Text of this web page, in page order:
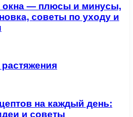
окна — плюсы и минусы,
советы по уходу и
на каждый день:
и советы